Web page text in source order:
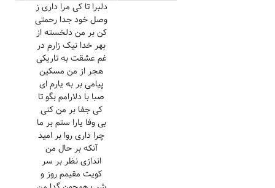
دلبرا تا کی مرا داری ز
وصل خود جدا رحمتی
کن بر من دلخسته از
بهر خدا نیک زارم در
غم عشقت به تاریکی
هجر از من مسکین
پیامی بر به یارم ای
صبا با دلارامم بگو تا
کی جفا بر من کنی
بی وفا یارا ستم بر ما
چرا داری روا بر امید
آنکه بر حال من
اندازی نظر بر سر
کویت مقیمم روز و